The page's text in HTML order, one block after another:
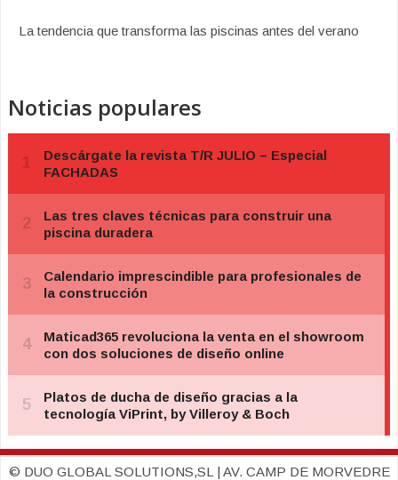
La tendencia que transforma las piscinas antes del verano
Noticias populares
© DUO GLOBAL SOLUTIONS,SL | AV. CAMP DE MORVEDRE